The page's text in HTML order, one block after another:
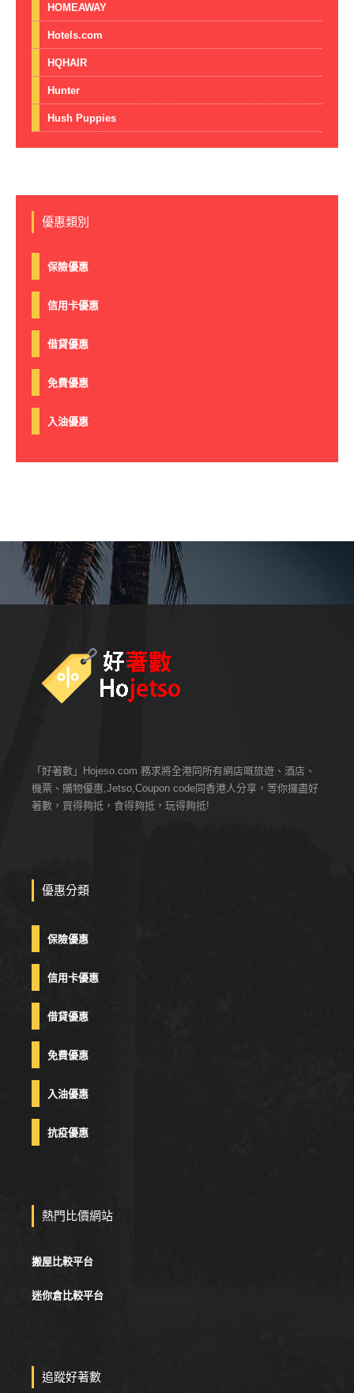
HOMEAWAY
Hotels.com
HQHAIR
Hunter
Hush Puppies
優惠類別
保險優惠
信用卡優惠
借貸優惠
免費優惠
入油優惠
「好著數」Hojeso.com 務求將全港同所有網店嘅旅遊、酒店、
機票、購物優惠,Jetso,Coupon code同香港人分享，等你攞盡好
著數，買得夠抵，食得夠抵，玩得夠抵!
優惠分類
保險優惠
信用卡優惠
借貸優惠
免費優惠
入油優惠
抗疫優惠
熱門比價網站
搬屋比較平台
迷你倉比較平台
追蹤好著數